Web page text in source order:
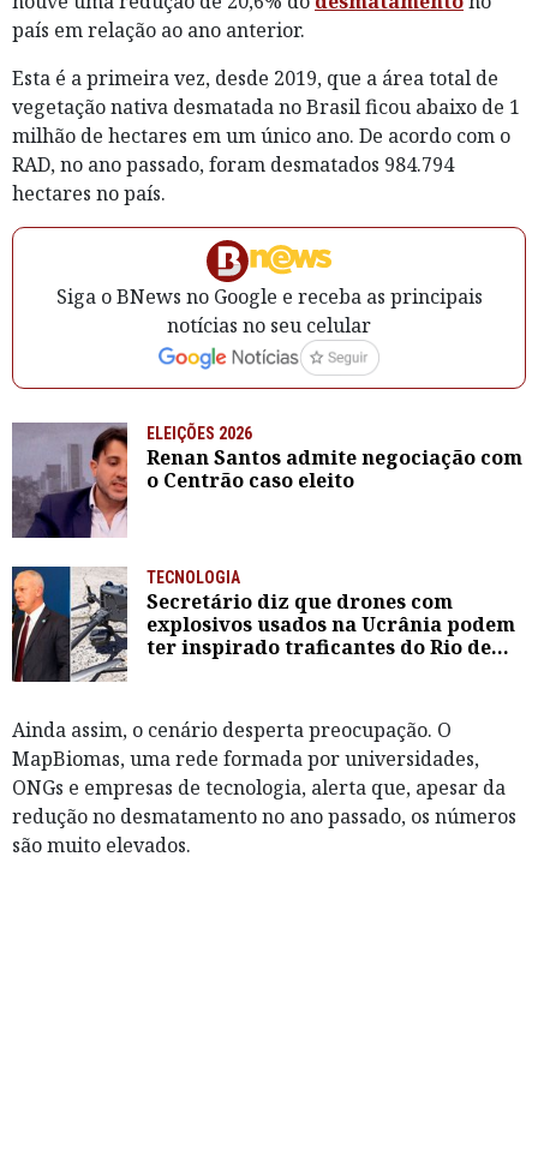
país em relação ao ano anterior.
Esta é a primeira vez, desde 2019, que a área total de
vegetação nativa desmatada no Brasil ficou abaixo de 1
milhão de hectares em um único ano. De acordo com o
RAD, no ano passado, foram desmatados 984.794
hectares no país.
Siga o BNews no Google e receba as principais
notícias no seu celular
ELEIÇÕES 2026
Renan Santos admite negociação com
o Centrão caso eleito
TECNOLOGIA
Secretário diz que drones com
explosivos usados na Ucrânia podem
ter inspirado traficantes do Rio de
Ainda assim, o cenário desperta preocupação. O
MapBiomas, uma rede formada por universidades,
ONGs e empresas de tecnologia, alerta que, apesar da
redução no desmatamento no ano passado, os números
são muito elevados.